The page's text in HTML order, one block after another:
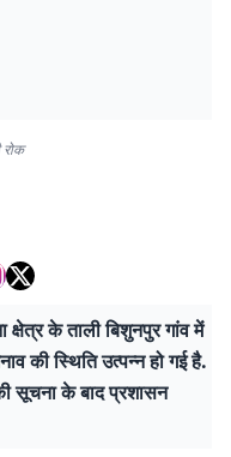
रोक
के ताली बिशुनपुर गांव में
की स्थिति उत्पन्न हो गई है.
की सूचना के बाद प्रशासन